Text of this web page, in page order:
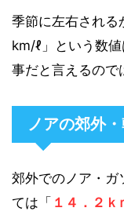
季節に左右される
km/ℓ」という数
事だと言えるので
ノアの郊外
郊外でのノア・ガ
ては「 １４．２ｋ